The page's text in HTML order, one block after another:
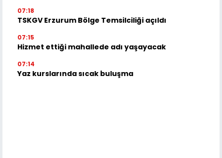
07:18
TSKGV Erzurum Bölge Temsilciliği açıldı
07:15
Hizmet ettiği mahallede adı yaşayacak
07:14
Yaz kurslarında sıcak buluşma